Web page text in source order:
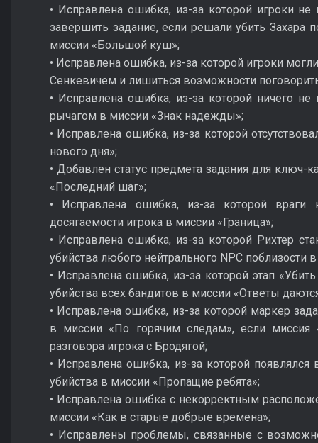
• Исправлена ошибка, из-за которой игроки
завершить задание, если решали убить Захара
миссии «Большой куш»;
• Исправлена ошибка, из-за которой игроки
Сенкевичем и лишиться возможности
• Исправлена ошибка, из-за которой ничего
рычагом в миссии «Знак надежды»;
• Исправлена ошибка, из-за которой
нового дня»;
• Добавлен статус предмета задания для ключ-
«Последний шаг»;
• Исправлена ошибка, из-за которой враги
досягаемости игрока в миссии «Граница»;
• Исправлена ошибка, из-за которой Рихтер
убийства любого нейтрального NPC поблизости
• Исправлена ошибка, из-за которой этап
убийства всех бандитов в миссии «Ответы
• Исправлена ошибка, из-за которой маркер
в миссии «По горячим следам», если
разговора игрока с Бродягой;
• Исправлена ошибка, из-за которой
убийства в миссии «Пропащие ребята»;
• Исправлена ошибка с некорректным
миссии «Как в старые добрые времена»;
• Исправлены проблемы, связанные с